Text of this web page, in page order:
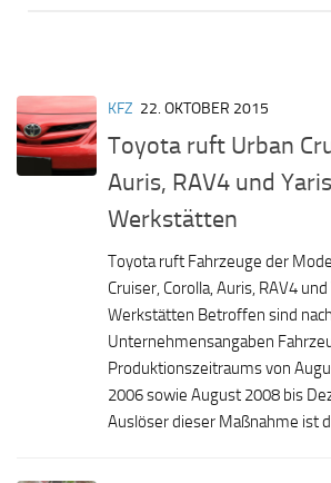
KFZ 22. OKTOBER 2015
Toyota ruft Urban
Auris, RAV4 und
Werkstätten
Toyota ruft Fahrzeuge der
Cruiser, Corolla, Auris, RAV4
Werkstätten Betroffen sind nach
Unternehmensangaben
Produktionszeitraums von
2006 sowie August 2008 bis
Auslöser dieser Maßnahme ist